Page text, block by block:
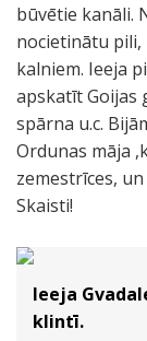
būvētie kanāli.
nocietinātu pili,
kalniem. Ieeja
apskatīt Goijas
spārna u.c.
Ordunas māja
zemestrīces,
Skaisti!
Ieeja
klintī.